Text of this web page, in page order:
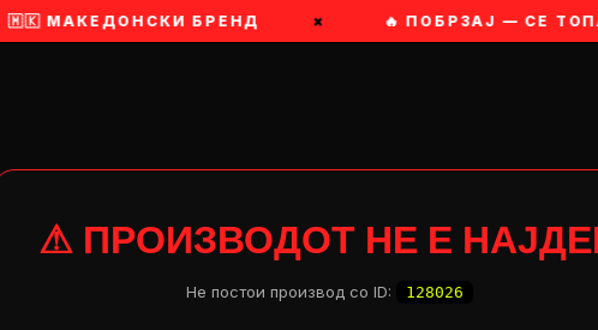
🇲🇰 МАКЕДОНСКИ БРЕНД × 🔥 ПОБРЗАЈ — СЕ
⚠ ПРОИЗВОДОТ НЕ Е
Не постои производ со ID: 128026